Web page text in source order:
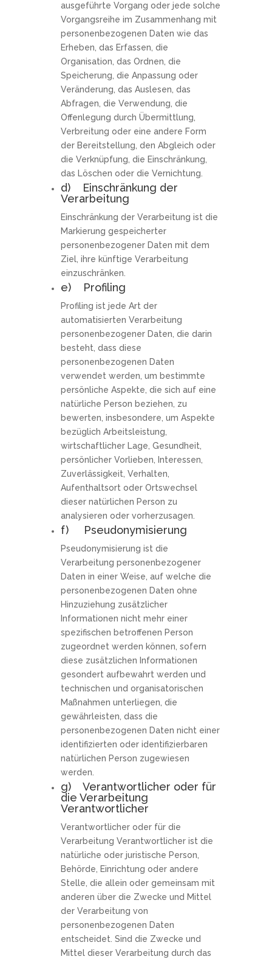
ausgeführte Vorgang oder jede solche
Vorgangsreihe im Zusammenhang mit
personenbezogenen Daten wie das
Erheben, das Erfassen, die
Organisation, das Ordnen, die
Speicherung, die Anpassung oder
Veränderung, das Auslesen, das
Abfragen, die Verwendung, die
Offenlegung durch Übermittlung,
Verbreitung oder eine andere Form
der Bereitstellung, den Abgleich oder
die Verknüpfung, die Einschränkung,
das Löschen oder die Vernichtung.
d) Einschränkung der
Verarbeitung
Einschränkung der Verarbeitung ist die
Markierung gespeicherter
personenbezogener Daten mit dem
Ziel, ihre künftige Verarbeitung
einzuschränken.
e) Profiling
Profiling ist jede Art der
automatisierten Verarbeitung
personenbezogener Daten, die darin
besteht, dass diese
personenbezogenen Daten
verwendet werden, um bestimmte
persönliche Aspekte, die sich auf eine
natürliche Person beziehen, zu
bewerten, insbesondere, um Aspekte
bezüglich Arbeitsleistung,
wirtschaftlicher Lage, Gesundheit,
persönlicher Vorlieben, Interessen,
Zuverlässigkeit, Verhalten,
Aufenthaltsort oder Ortswechsel
dieser natürlichen Person zu
analysieren oder vorherzusagen.
f) Pseudonymisierung
Pseudonymisierung ist die
Verarbeitung personenbezogener
Daten in einer Weise, auf welche die
personenbezogenen Daten ohne
Hinzuziehung zusätzlicher
Informationen nicht mehr einer
spezifischen betroffenen Person
zugeordnet werden können, sofern
diese zusätzlichen Informationen
gesondert aufbewahrt werden und
technischen und organisatorischen
Maßnahmen unterliegen, die
gewährleisten, dass die
personenbezogenen Daten nicht einer
identifizierten oder identifizierbaren
natürlichen Person zugewiesen
werden.
g) Verantwortlicher oder für
die Verarbeitung
Verantwortlicher
Verantwortlicher oder für die
Verarbeitung Verantwortlicher ist die
natürliche oder juristische Person,
Behörde, Einrichtung oder andere
Stelle, die allein oder gemeinsam mit
anderen über die Zwecke und Mittel
der Verarbeitung von
personenbezogenen Daten
entscheidet. Sind die Zwecke und
Mittel dieser Verarbeitung durch das